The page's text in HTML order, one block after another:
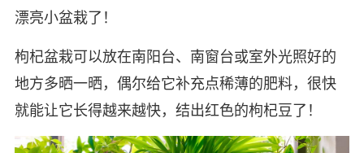
漂亮小盆栽了！
枸杞盆栽可以放在南阳台、南窗台或室外光照好的
地方多晒一晒，偶尔给它补充点稀薄的肥料，很快
就能让它长得越来越快，结出红色的枸杞豆了！